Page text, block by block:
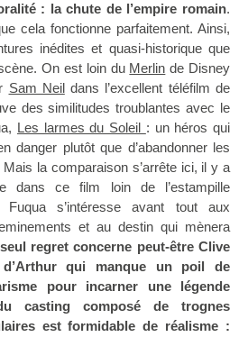
: la chute de l’empire romain.
cela fonctionne parfaitement. Ainsi,
inédites et quasi-historique que
On est loin du Merlin de Disney
Sam Neildans l’excellent téléfilm de
des similitudes troublantes avec le
Les larmes du Soleil : un héros qui
danger plutôt que d’abandonner les
la comparaison s’arrête ici, il y a
dans ce film loin de l’estampille
Fuqua s’intéresse avant tout aux
et au destin qui mènera
regret concerne peut-être Clive
qui manque un poil de
pour incarner une légende
casting composé de trognes
est formidable de réalisme :